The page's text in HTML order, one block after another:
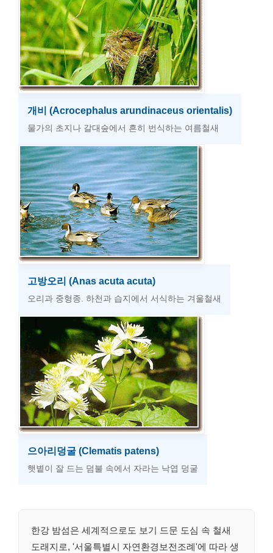
개비 (Acrocephalus arundinaceus orientalis)
물가의 초지나 갈대숲에서 흔히 번식하는 여름철새
고방오리 (Anas acuta acuta)
오리과 중형종. 하천과 습지에서 서식하는 겨울철새
으아리덩굴 (Clematis patens)
햇볕이 잘 드는 덤불 속에서 자라는 낙엽 덩굴
한강 밤섬은 세계적으로도 보기 드문 도심 속 철새
도래지로, '서울특별시 자연환경보전조례'에 따라 생